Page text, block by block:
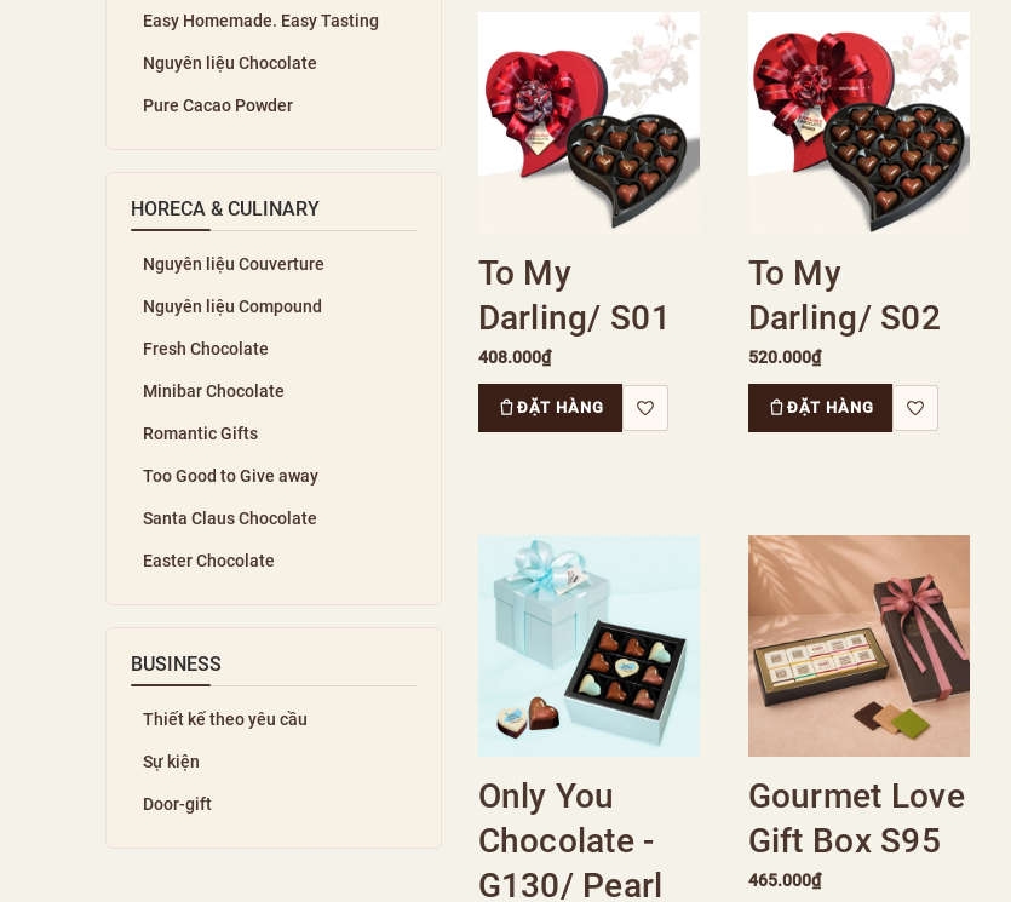
Easy Homemade. Easy Tasting
Nguyên liệu Chocolate
Pure Cacao Powder
HORECA & CULINARY
Nguyên liệu Couverture
Nguyên liệu Compound
Fresh Chocolate
Minibar Chocolate
Romantic Gifts
Too Good to Give away
Santa Claus Chocolate
Easter Chocolate
BUSINESS
Thiết kế theo yêu cầu
Sự kiện
Door-gift
To My
Darling/ S01
408.000₫
ĐẶT HÀNG
To My
Darling/ S02
520.000₫
ĐẶT HÀNG
Only You
Chocolate -
G130/ Pearl
Gourmet Love
Gift Box S95
465.000₫